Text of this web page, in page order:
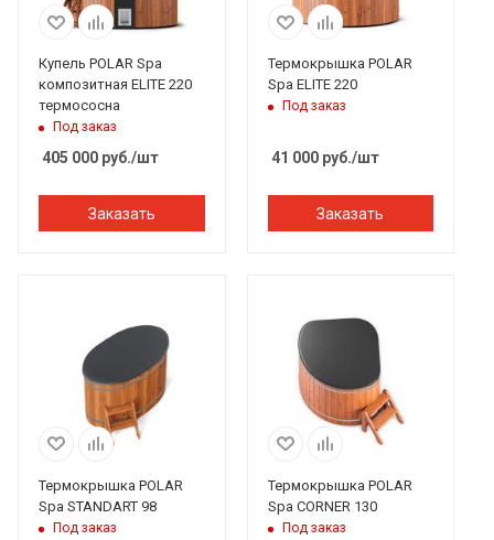
Купель POLAR Spa
композитная ELITE 220
термососна
Под заказ
405 000 руб./шт
Заказать
Термокрышка POLAR
Spa ELITE 220
Под заказ
41 000руб./шт
Заказать
Термокрышка POLAR
Spa STANDART 98
Под заказ
Термокрышка POLAR
Spa CORNER 130
Под заказ